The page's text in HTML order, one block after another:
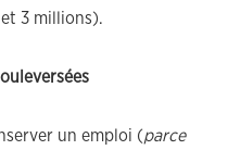
3 millions).
un emploi (parce